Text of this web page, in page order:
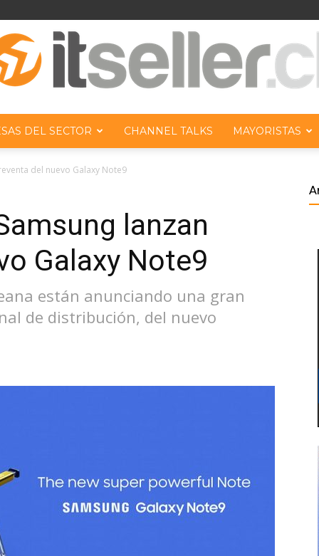
Chile
DEL SECTOR CHANNEL TALKS MAYORISTAS
del nuevo Galaxy Note9
lanzan
Galaxy Note9
están anunciando una gran
de distribución, del nuevo